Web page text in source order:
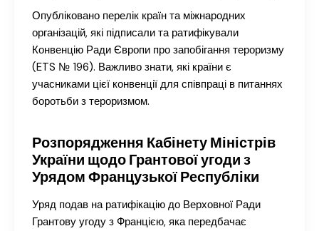
Опубліковано перелік країн та міжнародних
організацій, які підписали та ратифікували
Конвенцію Ради Європи про запобігання тероризму
(ETS № 196). Важливо знати, які країни є
учасниками цієї конвенції для співпраці в питаннях
боротьби з тероризмом.
Розпорядження Кабінету Міністрів
України щодо Грантової угоди з
Урядом Французької Республіки
Уряд подав на ратифікацію до Верховної Ради
Грантову угоду з Францією, яка передбачає